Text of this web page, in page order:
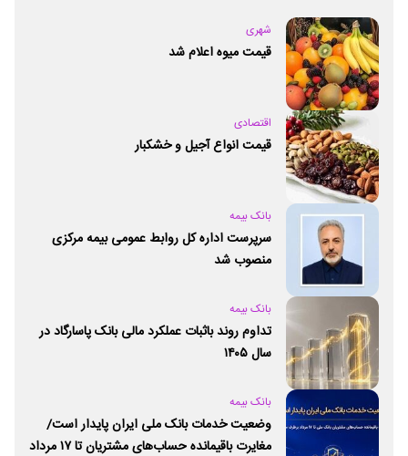
شهری
قیمت میوه اعلام شد
اقتصادی
قیمت انواع آجیل و خشکبار
بانک بیمه
سرپرست اداره کل روابط عمومی بیمه مرکزی
منصوب شد
بانک بیمه
تداوم روند باثبات عملکرد مالی بانک پاسارگاد در
سال ۱۴۰۵
بانک بیمه
وضعیت خدمات بانک ملی ایران پایدار است/
مغایرت‌ باقیمانده حساب‌های مشتریان تا ۱۷ مرداد